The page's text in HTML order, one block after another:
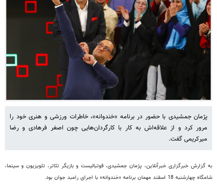
پژمان جمشیدی با حضور در برنامه «خندوانه»، خاطرات ورزشی و هنری خود را
مرور کرد و از علاقه‌اش به کار با کارگردان‌هایی چون اصغر فرهادی و رضا
میرکریمی گفت.
به گزارش خبرگزاری خبرآنلاین، پژمان جمشیدی، فوتبالیست و بازیگر تئاتر، تلویزیون و سینما،
شامگاه چهارشنبه 18 اسفند مهمان برنامه «خندوانه» با اجرای رامبد جوان بود.